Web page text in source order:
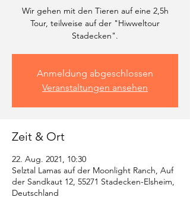
Wir gehen mit den Tieren auf eine 2,5h
Tour, teilweise auf der "Hiwweltour
Stadecken".
Anmeldung abgeschlossen
Veranstaltungen ansehen
Zeit & Ort
22. Aug. 2021, 10:30
Selztal Lamas auf der Moonlight Ranch, Auf
der Sandkaut 12, 55271 Stadecken-Elsheim,
Deutschland